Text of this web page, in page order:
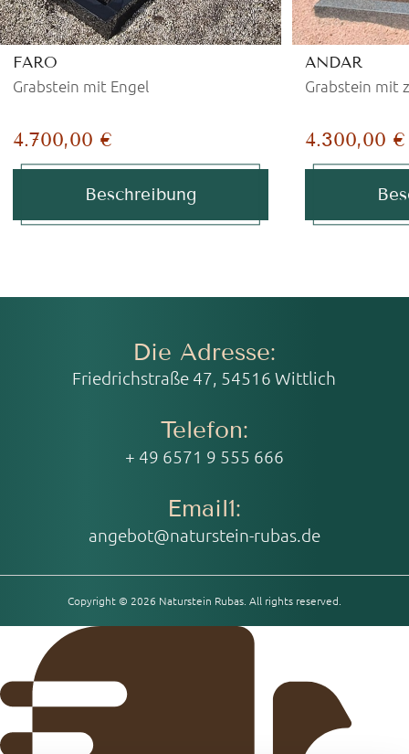
FARO
Grabstein mit Engel
4.700,00 €
Beschreibung
ANDAR
Grabstein mit
4.300,00 €
Die Adresse:
Friedrichstraße 47, 54516 Wittlich
Telefon:
+ 49 6571 9 555 666
Email1:
angebot@naturstein-rubas.de
Copyright © 2026 Naturstein Rubas. All rights reserved.